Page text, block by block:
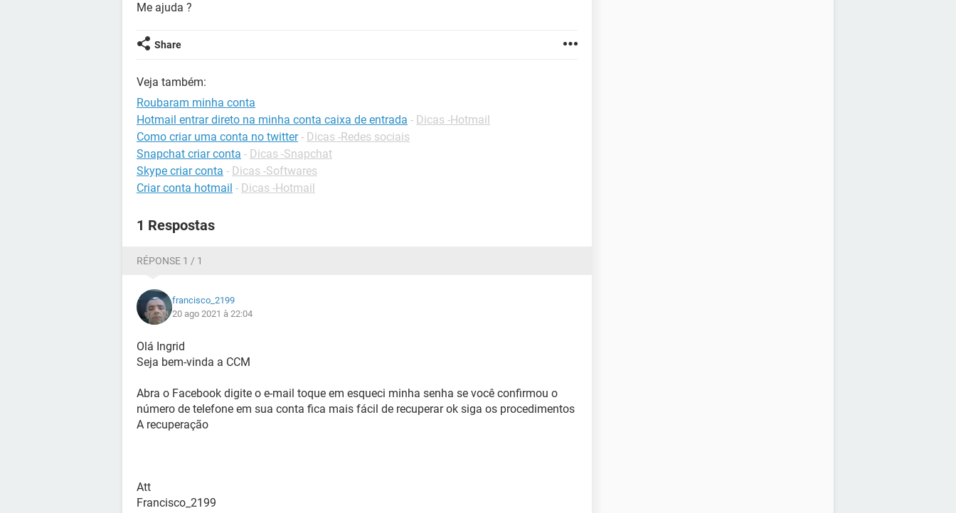
Me ajuda ?
Share
Veja também:
Roubaram minha conta
Hotmail entrar direto na minha conta caixa de entrada - Dicas -Hotmail
Como criar uma conta no twitter - Dicas -Redes sociais
Snapchat criar conta - Dicas -Snapchat
Skype criar conta - Dicas -Softwares
Criar conta hotmail - Dicas -Hotmail
1 Respostas
RÉPONSE 1 / 1
francisco_2199
20 ago 2021 à 22:04
Olá Ingrid
Seja bem-vinda a CCM
Abra o Facebook digite o e-mail toque em esqueci minha senha se você confirmou o
número de telefone em sua conta fica mais fácil de recuperar ok siga os procedimentos
A recuperação
Att
Francisco_2199